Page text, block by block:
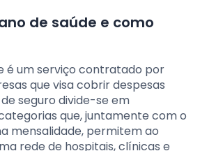
de saúde e como
é um serviço contratado por
que visa cobrir despesas
seguro divide-se em
que, juntamente com o
mensalidade, permitem ao
rede de hospitais, clínicas e